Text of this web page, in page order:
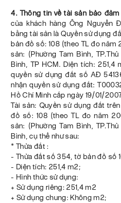
4. Thông tin về tài sản bảo
của khách hàng Ông Nguyễn
bằng tài sản là Quyền sử dụng
bản đồ số: 108 (theo TL đo năm
sản: (Phường Tam Bình,
Bình, TP HCM. Diện tích: 251,4
quyền sử dụng đất số AĐ
nhận quyền sử dụng đất:
Hồ Chí Minh cấp ngày 19/01/
Tài sản: Quyền sử dụng đất
đồ số: 108 (theo TL đo năm
sản: (Phường Tam Bình,
Bình, cụ thể như sau:
* Thửa đất :
- Thửa đất số 354, tờ bản đồ số
- Diện tích: 251,4 m2;
- Hình thức sử dụng:
+ Sử dụng riêng: 251,4 m2
+ Sử dụng chung: Không m2;